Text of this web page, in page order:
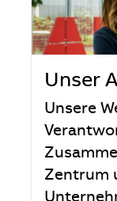
Unser
Unsere
Zentrum